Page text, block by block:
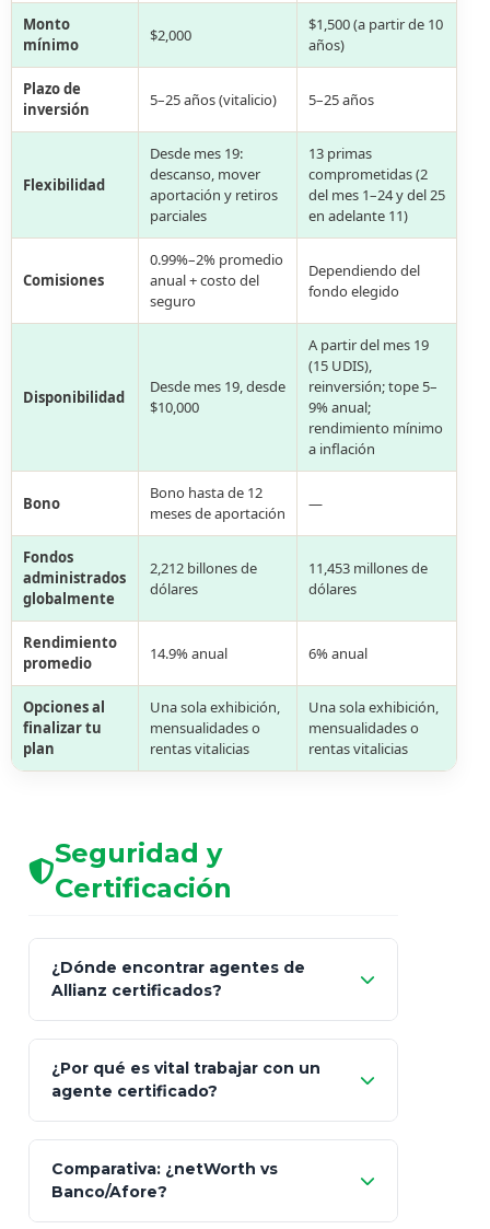
Monto
mínimo
$2,000
$1,500 (a partir de 10
años)
Plazo de
inversión
5–25 años (vitalicio) 5–25 años
Flexibilidad
Desde mes 19:
descanso, mover
aportación y retiros
parciales
13 primas
comprometidas (2
del mes 1–24 y del 25
en adelante 11)
Comisiones
0.99%–2% promedio
anual + costo del
seguro
Dependiendo del
fondo elegido
Disponibilidad
Desde mes 19, desde
$10,000
A partir del mes 19
(15 UDIS),
reinversión; tope 5–
9% anual;
rendimiento mínimo
a inflación
Bono
Bono hasta de 12
meses de aportación
—
Fondos
administrados
globalmente
2,212 billones de
dólares
11,453 millones de
dólares
Rendimiento
promedio
14.9% anual 6% anual
Opciones al
finalizar tu
plan
Una sola exhibición,
mensualidades o
rentas vitalicias
Una sola exhibición,
mensualidades o
rentas vitalicias
Seguridad y
Certificación
¿Dónde encontrar agentes de
Allianz certificados?
Seguros y Fianzas (CNSF)
netWorth
¿Por qué es vital trabajar con un
agente certificado?
consultor técnico
legalmente facultado
Comparativa: ¿netWorth vs
Banco/Afore?